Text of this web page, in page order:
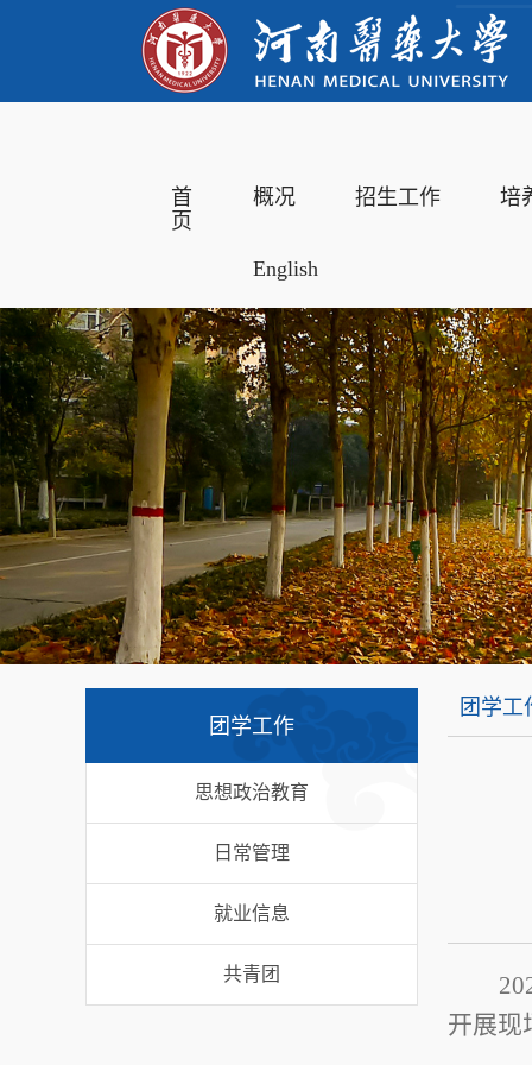
首
页
概况 招生工作 培
English
团学工作
思想政治教育
日常管理
就业信息
共青团
团学工
开展现